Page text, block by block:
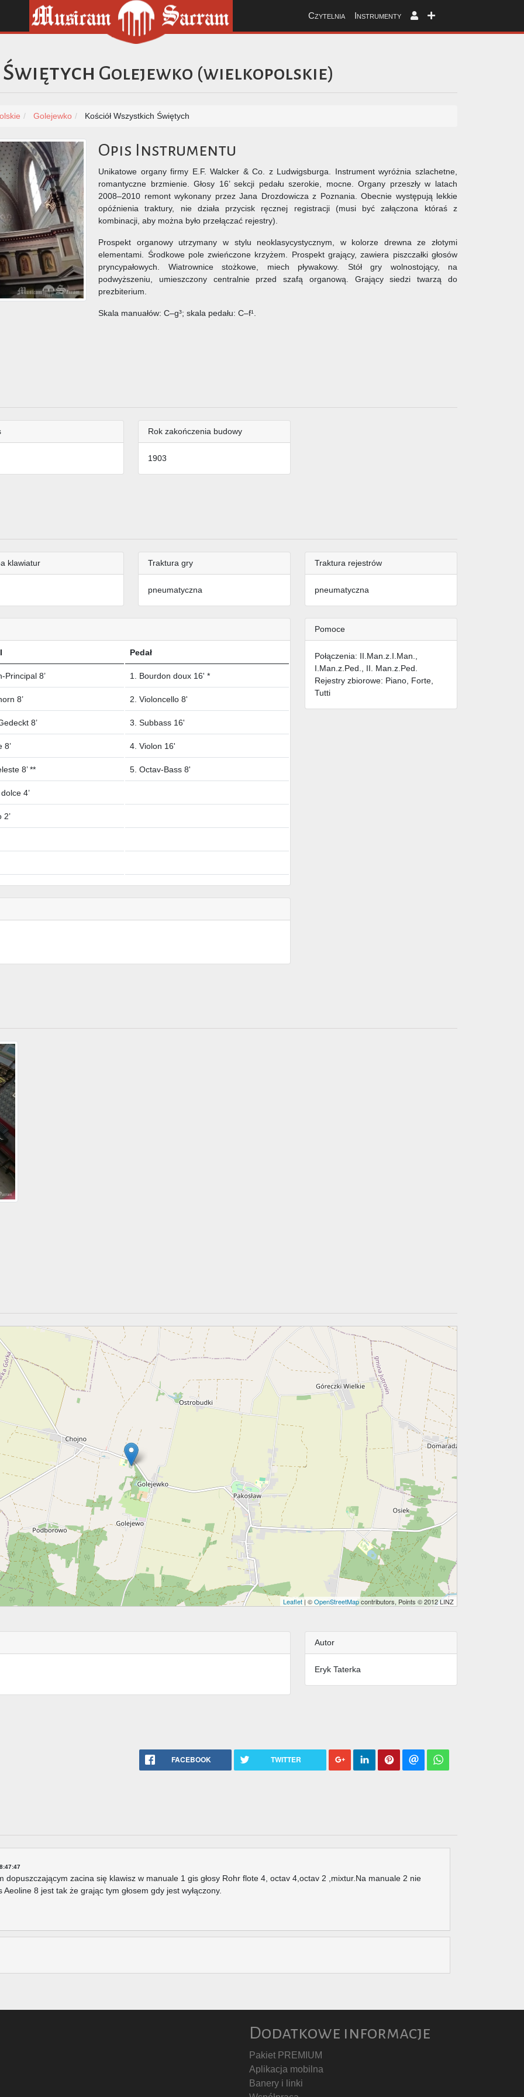
Czytelnia Instrumenty
Golejewko (wielkopolskie)
Golejewko Kościół Wszystkich Świętych
Opis Instrumentu
Unikatowe organy firmy E.F. Walcker & Co. z Ludwigsburga. Instrument wyróżnia szlachetne,
romantyczne brzmienie. Głosy 16’ sekcji pedału szerokie, mocne. Organy przeszły w latach
2008–2010 remont wykonany przez Jana Drozdowicza z Poznania. Obecnie występują lekkie
opóźnienia traktury, nie działa przycisk ręcznej registracji (musi być załączona któraś z
kombinacji, aby można było przełączać rejestry).
Prospekt organowy utrzymany w stylu neoklasycystycznym, w kolorze drewna ze złotymi
elementami. Środkowe pole zwieńczone krzyżem. Prospekt grający, zawiera piszczałki głosów
pryncypałowych. Wiatrownice stożkowe, miech pływakowy. Stół gry wolnostojący, na
podwyższeniu, umieszczony centralnie przed szafą organową. Grający siedzi twarzą do
prezbiterium.
Skala manuałów: C–g³; skala pedału: C–f¹.
Rok zakończenia budowy
1903
klawiatur Traktura gry
pneumatyczna
Traktura rejestrów
pneumatyczna
Pedał
Principal 8’ 1. Bourdon doux 16' *
8’ 2. Violoncello 8'
8’ 3. Subbass 16'
8’ 4. Violon 16'
8’ ** 5. Octav-Bass 8'
4’
2’
Pomoce
Połączenia: II.Man.z.I.Man.,
I.Man.z.Ped., II. Man.z.Ped.
Rejestry zbiorowe: Piano, Forte,
Tutti
Leaflet| ©OpenStreetMapcontributors, Points © 2012 LINZ
Autor
Eryk Taterka
FACEBOOK TWITTER
dopuszczającym zacina się klawisz w manuale 1 gis głosy Rohr flote 4, octav 4,octav 2 ,mixtur.Na manuale 2 nie
Aeoline 8 jest tak że grając tym głosem gdy jest wyłączony.
Dodatkowe informacje
Pakiet PREMIUM
Aplikacja mobilna
Banery i linki